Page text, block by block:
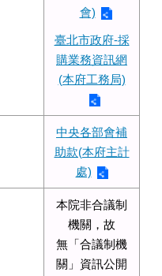
會)
臺北市政府-採
購業務資訊網
(本府工務局)
中央各部會補
助款(本府主計
處)
本院非合議制
機關，故
無「合議制機
關」資訊公開